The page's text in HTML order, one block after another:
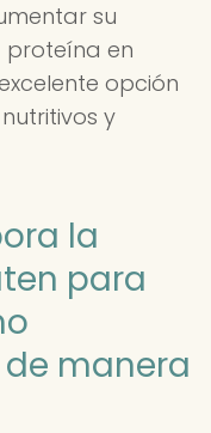
su
proteína en
opción
y
la
para
manera